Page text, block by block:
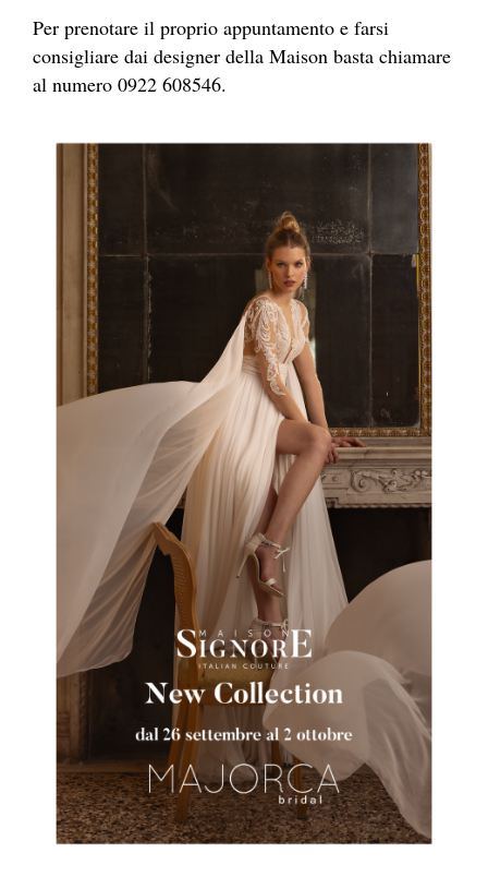
Per prenotare il proprio appuntamento e farsi
consigliare dai designer della Maison basta chiamare
al numero 0922 608546.